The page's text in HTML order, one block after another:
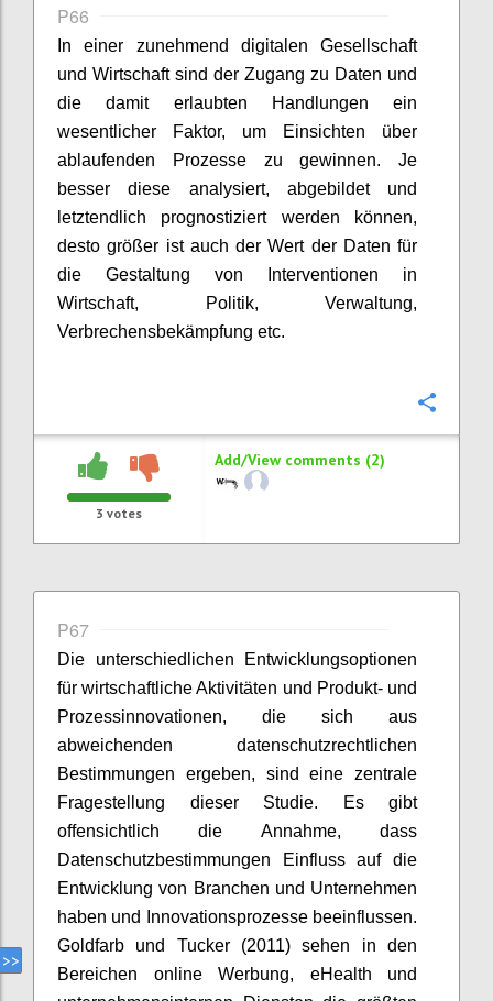
P66
In einer zunehmend digitalen Gesellschaft
und Wirtschaft sind der Zugang zu Daten und
die damit erlaubten Handlungen ein
wesentlicher Faktor, um Einsichten über
ablaufenden Prozesse zu gewinnen. Je
besser diese analysiert, abgebildet und
letztendlich prognostiziert werden können,
desto größer ist auch der Wert der Daten für
die Gestaltung von Interventionen in
Wirtschaft, Politik, Verwaltung,
Verbrechensbekämpfung etc.
3 votes
Add/View comments (2)
P67
Die unterschiedlichen Entwicklungsoptionen
für wirtschaftliche Aktivitäten und Produkt- und
Prozessinnovationen, die sich aus
abweichenden datenschutzrechtlichen
Bestimmungen ergeben, sind eine zentrale
Fragestellung dieser Studie. Es gibt
offensichtlich die Annahme, dass
Datenschutzbestimmungen Einfluss auf die
Entwicklung von Branchen und Unternehmen
haben und Innovationsprozesse beeinflussen.
Goldfarb und Tucker (2011) sehen in den
Bereichen online Werbung, eHealth und